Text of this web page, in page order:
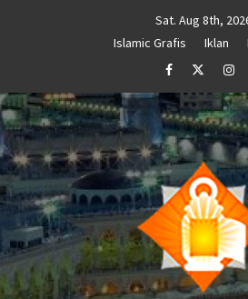
Sat. Aug 8th,
Islamic Grafis
Iklan
FacebookTwitter